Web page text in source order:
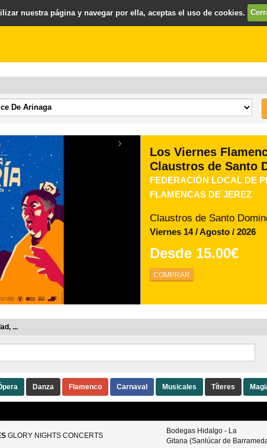
›
ORIGINAL XERES
ZARZUELA DE IDA Y
Teatro Villamarta (Jerez)
Desde39.00€
COMPRAR
...
Danza Flamenco Carnaval Musicales Títeres
GLORY NIGHTS CONCERTS
Bodegas Hidalgo - La
Gitana (Sanlúcar de
nuestra página y navegar por ella, aceptas el uso de cookies.